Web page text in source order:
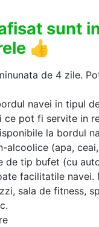
sunt
👍
de 4 zile.
navei in tipul
ce pot fi servite in
la bordul
alcoolice (apa,
de tip bufet (cu
facilitatile navei.
sala de fitness,